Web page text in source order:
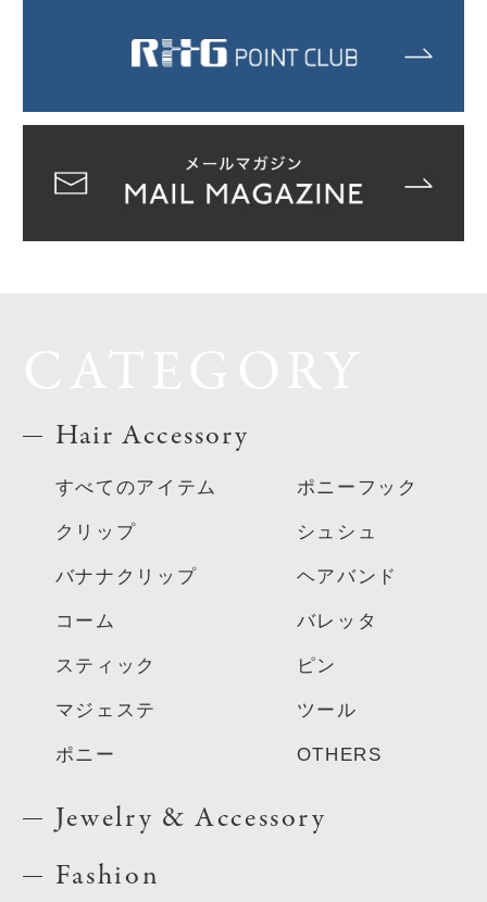
Hair Accessory
すべてのアイテム
クリップ
バナナクリップ
コーム
スティック
マジェステ
ポニー
ポニーフック
シュシュ
ヘアバンド
バレッタ
ピン
ツール
OTHERS
Jewelry & Accessory
Fashion